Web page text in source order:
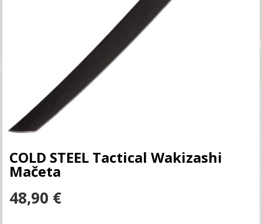
COLD STEEL Tactical Wakizashi
Mačeta
48,90 €